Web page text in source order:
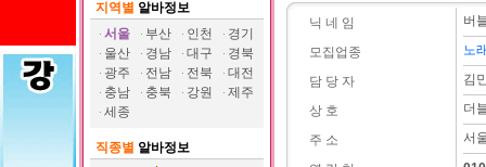
지역별 알바정보
서울
부산 인천
경기
울산
경남 대구
경북
광주
전남 전북
대전
충남
충북 강원
제주
세종
직종별 알바정보
닉 네 임
모집업종
담 당 자
상 호
주 소
버
노
김
더
서